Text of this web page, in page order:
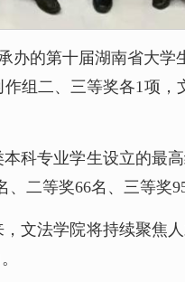
的第十届湖南省大学
组二、三等奖各1项
科专业学生设立的最
二等奖66名、三等奖95
文法学院将持续聚焦